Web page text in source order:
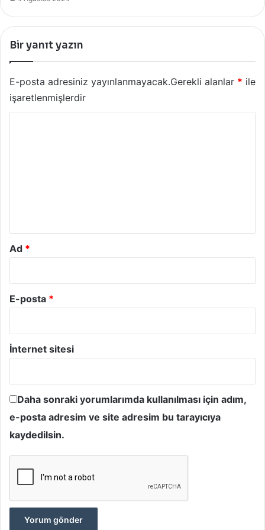
Bir yanıt yazın
E-posta adresiniz yayınlanmayacak.Gerekli alanlar * ile
işaretlenmişlerdir
Ad *
E-posta *
İnternet sitesi
Daha sonraki yorumlarımda kullanılması için adım,
e-posta adresim ve site adresim bu tarayıcıya
kaydedilsin.